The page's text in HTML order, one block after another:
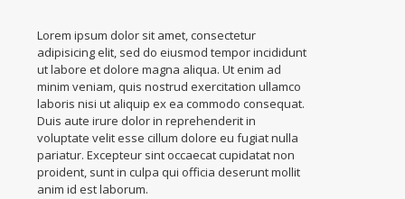
Lorem ipsum dolor sit amet, consectetur
adipisicing elit, sed do eiusmod tempor incididunt
ut labore et dolore magna aliqua. Ut enim ad
minim veniam, quis nostrud exercitation ullamco
laboris nisi ut aliquip ex ea commodo consequat.
Duis aute irure dolor in reprehenderit in
voluptate velit esse cillum dolore eu fugiat nulla
pariatur. Excepteur sint occaecat cupidatat non
proident, sunt in culpa qui officia deserunt mollit
anim id est laborum.